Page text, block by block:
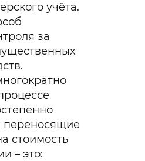
учёта.
за
стоимость
– это: